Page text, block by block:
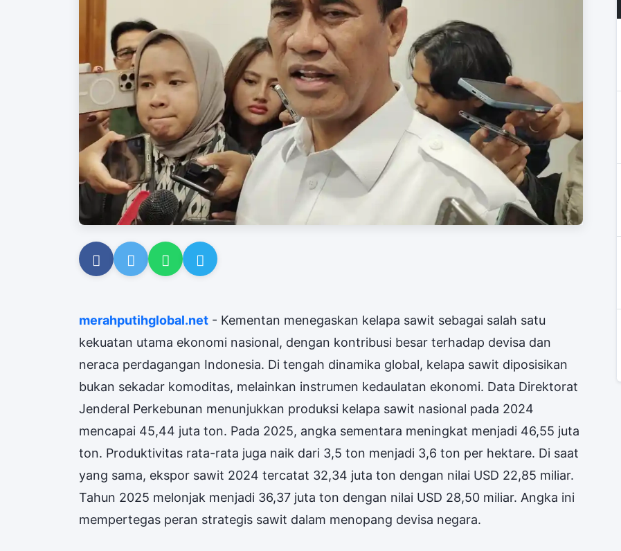
merahputihglobal.net - Kementan menegaskan kelapa sawit sebagai salah satu
kekuatan utama ekonomi nasional, dengan kontribusi besar terhadap devisa dan
neraca perdagangan Indonesia. Di tengah dinamika global, kelapa sawit diposisikan
bukan sekadar komoditas, melainkan instrumen kedaulatan ekonomi. Data Direktorat
Jenderal Perkebunan menunjukkan produksi kelapa sawit nasional pada 2024
mencapai 45,44 juta ton. Pada 2025, angka sementara meningkat menjadi 46,55 juta
ton. Produktivitas rata-rata juga naik dari 3,5 ton menjadi 3,6 ton per hektare. Di saat
yang sama, ekspor sawit 2024 tercatat 32,34 juta ton dengan nilai USD 22,85 miliar.
Tahun 2025 melonjak menjadi 36,37 juta ton dengan nilai USD 28,50 miliar. Angka ini
mempertegas peran strategis sawit dalam menopang devisa negara.